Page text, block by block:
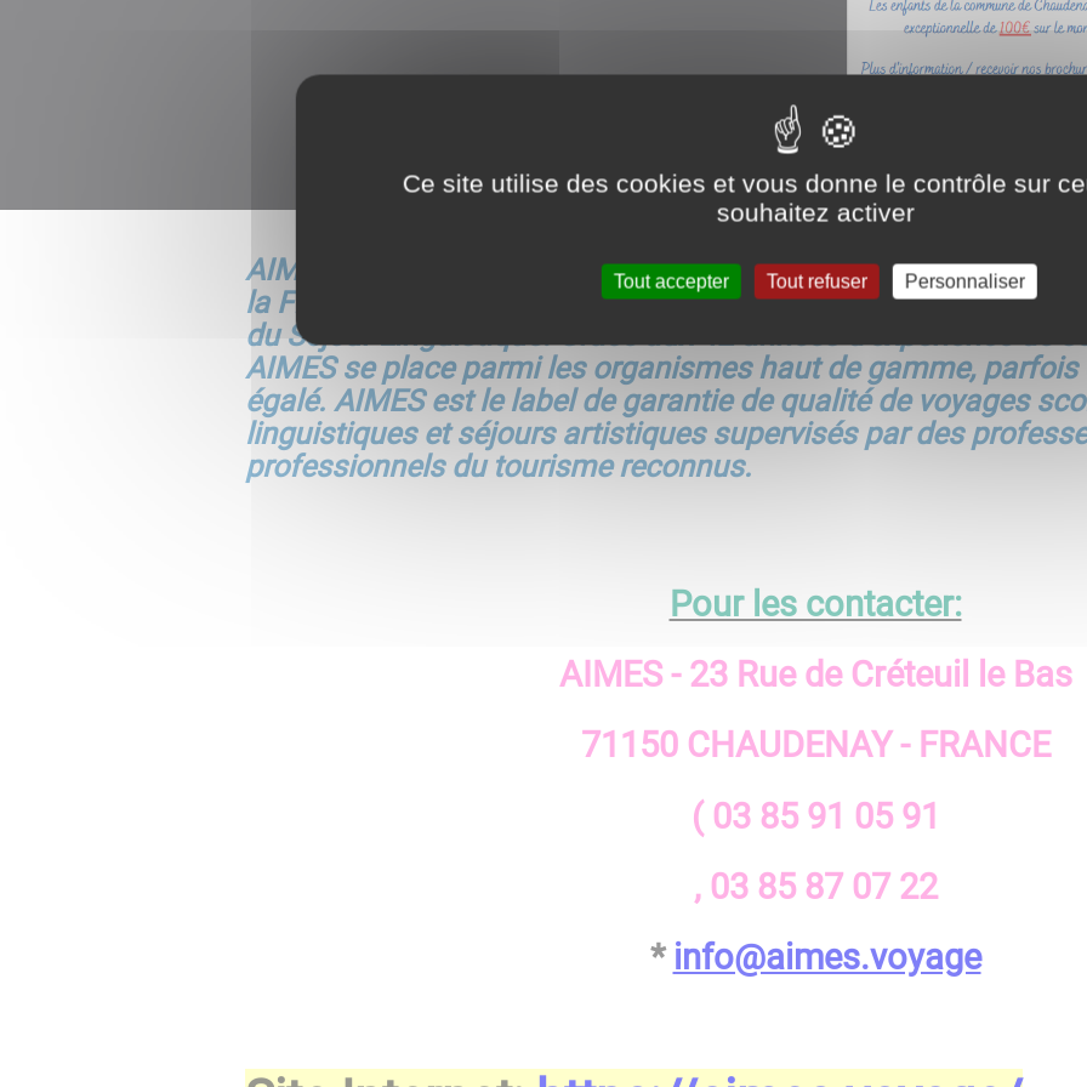
AIMES est une association à but non lucratif, située en
la France entière. Son fondateur fut l’un des pionniers
du Séjour Linguistique. Grâce aux 42 années d’expérience de
AIMES se place parmi les organismes haut de gamme,
égalé. AIMES est le label de garantie de qualité de voyages
linguistiques et séjours artistiques supervisés par des
professionnels du tourisme reconnus.
Pour les contacter:
AIMES- 23 Rue de Créteuil le Bas
71150 CHAUDENAY - FRANCE
( 03 85 91 05 91
, 03 85 87 07 22
* info@aimes.voyage
Ce site utilise des cookies et vous donne le contrôle sur
souhaitez activer
Tout accepter Tout refuser Personnaliser